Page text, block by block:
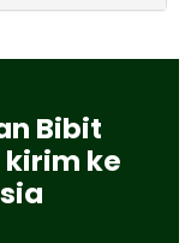
Bibit
kirim ke